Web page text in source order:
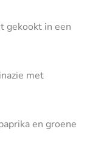
gekookt in een
met
en groene